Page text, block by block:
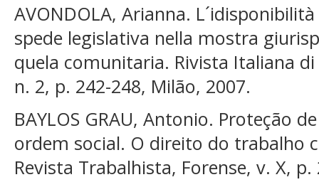
AVONDOLA, Arianna.
spede legislativa nella mostra
quela comunitaria. Rivista Italiana
n. 2, p. 242-248, Milão, 2007.
BAYLOS GRAU, Antonio. Proteção
ordem social. O direito do trabalho
Revista Trabalhista, Forense, v. X, p.